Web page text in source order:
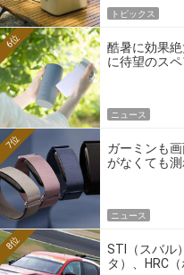
トピックス
酷暑に効果絶
に待望のス
6位
ニュース
ガーミンも
がなくても
7位
ニュース
STI（スバル
タ）、HRC
8位